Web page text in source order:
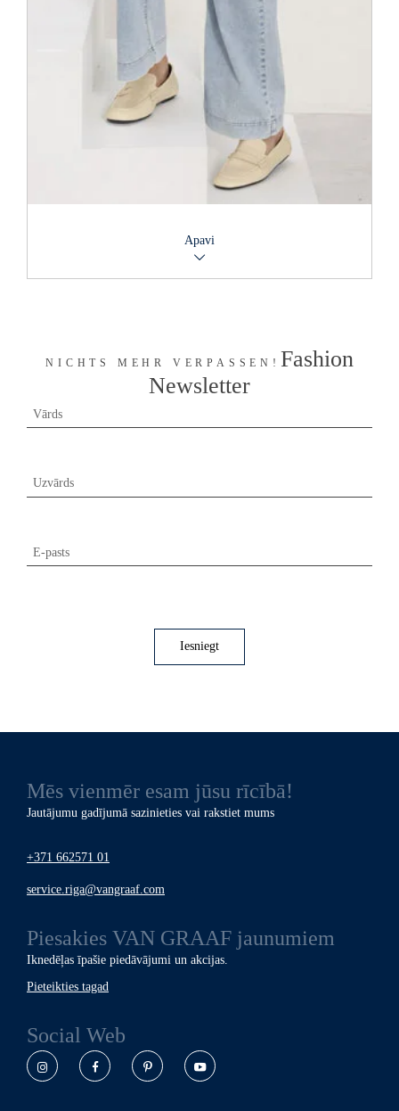
Apavi
NICHTS MEHR VERPASSEN! Fashion
Newsletter
Vārds
Uzvārds
E-pasts
Iesniegt
Mēs vienmēr esam jūsu rīcībā!
Jautājumu gadījumā sazinieties vai rakstiet mums
+371 662571 01
service.riga@vangraaf.com
Piesakies VAN GRAAF jaunumiem
Iknedēļas īpašie piedāvājumi un akcijas.
Pieteikties tagad
Social Web
Instagram Facebook Pinterest